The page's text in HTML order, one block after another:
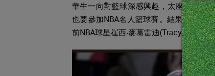
華生一向對籃球深感興趣，太座安姬之
也要參加NBA名人籃球賽。結果華生所
前NBA球星崔西‧麥葛雷迪(Tracy